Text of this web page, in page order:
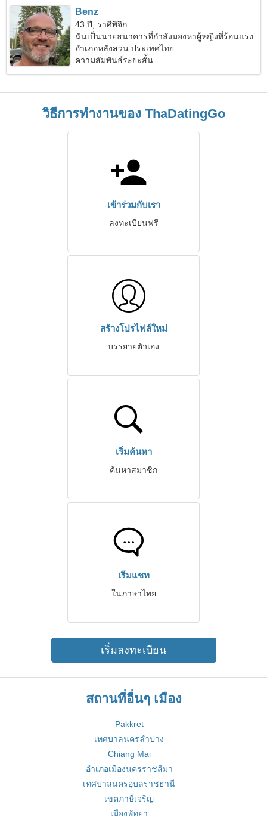
Benz
43 ปี, ราศีพิจิก
ฉันเป็นนายธนาคารที่กำลังมองหาผู้หญิงที่ร้อนแรง
อำเภอหลังสวน ประเทศไทย
ความสัมพันธ์ระยะสั้น
วิธีการทำงานของ ThaDatingGo
เข้าร่วมกับเรา
ลงทะเบียนฟรี
สร้างโปรไฟล์ใหม่
บรรยายตัวเอง
เริ่มค้นหา
ค้นหาสมาชิก
เริ่มแชท
ในภาษาไทย
เริ่มลงทะเบียน
สถานที่อื่นๆ เมือง
Pakkret
เทศบาลนครลำปาง
Chiang Mai
อำเภอเมืองนครราชสีมา
เทศบาลนครอุบลราชธานี
เขตภาษีเจริญ
เมืองพัทยา